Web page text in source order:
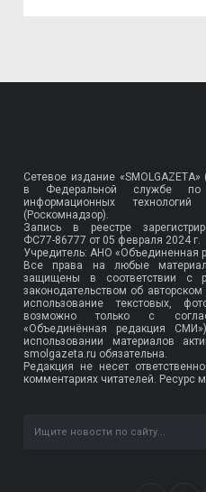
Сетевое издание
в Федеральной службе
информационных
(Роскомнадзор).
Запись в реестре
ФС77-86777 от 05 февраля 2024 г.
Учредитель: АНО «Объединенная
Все права на любые
защищены в соответствии с
законодательством об
использование текстовых,
возможно только с
«Объединённая редакция
использовании материалов
smolgazeta.ru обязательна.
Редакция не несет
комментариях читателей. Ресурс